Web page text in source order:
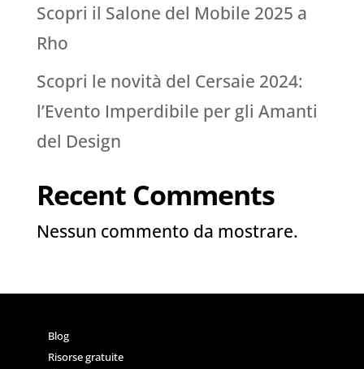
Scopri il Salone del Mobile 2025 a
Rho
Scopri le novità del Cersaie 2024:
l’Evento Imperdibile per gli Amanti
del Design
Recent Comments
Nessun commento da mostrare.
Blog
Risorse gratuite